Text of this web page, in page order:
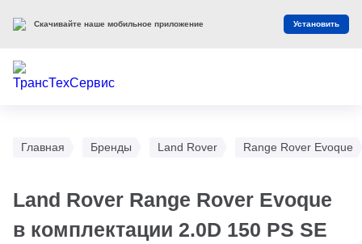
Главная Бренды Land Rover Range Rover Evoque
Land Rover Range Rover Evoque
в комплектации 2.0D 150 PS SE
Скачивайте наше мобильное приложение Установить